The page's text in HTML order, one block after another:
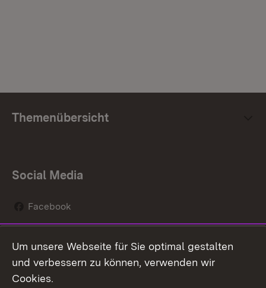
Themenübersicht
Social Media
Facebook
Social Wall
Youtube
Um unsere Webseite für Sie optimal gestalten
und verbessern zu können, verwenden wir
Cookies.